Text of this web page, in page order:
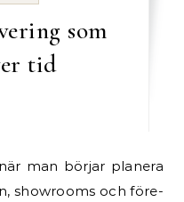
som
tid
showrooms och före-